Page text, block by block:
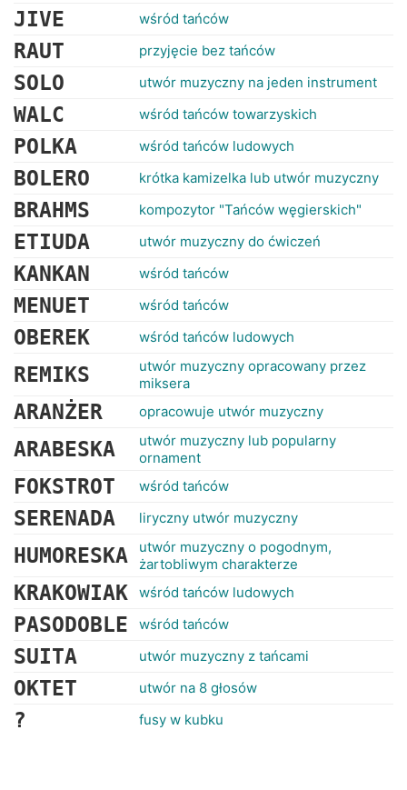
JIVE wśród tańców
RAUT przyjęcie bez tańców
SOLO utwór muzyczny na jeden instrument
WALC wśród tańców towarzyskich
POLKA wśród tańców ludowych
BOLERO krótka kamizelka lub utwór muzyczny
BRAHMS kompozytor "Tańców węgierskich"
ETIUDA utwór muzyczny do ćwiczeń
KANKAN wśród tańców
MENUET wśród tańców
OBEREK wśród tańców ludowych
REMIKS
utwór muzyczny opracowany przez
miksera
ARANŻER opracowuje utwór muzyczny
ARABESKA
utwór muzyczny lub popularny
ornament
FOKSTROT wśród tańców
SERENADA liryczny utwór muzyczny
HUMORESKA
utwór muzyczny o pogodnym,
żartobliwym charakterze
KRAKOWIAK wśród tańców ludowych
PASODOBLE wśród tańców
SUITA utwór muzyczny z tańcami
OKTET utwór na 8 głosów
? fusy w kubku